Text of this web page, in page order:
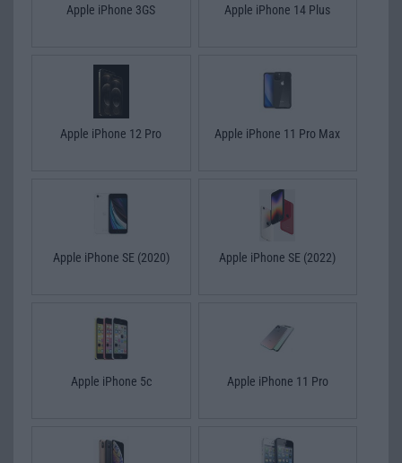
Apple iPhone 3GS Apple iPhone 14 Plus
Apple iPhone 12 Pro Apple iPhone 11 Pro Max
Apple iPhone SE (2020) Apple iPhone SE (2022)
Apple iPhone 5c Apple iPhone 11 Pro